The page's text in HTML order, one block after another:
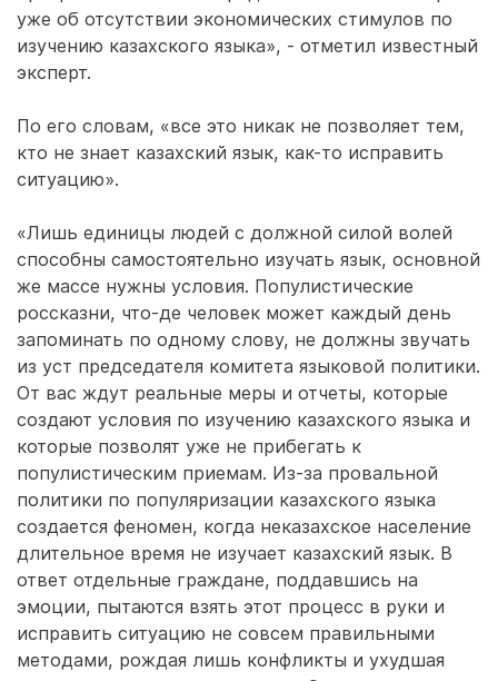
уже об отсутствии экономических стимулов по
изучению казахского языка», - отметил известный
эксперт.
По его словам, «все это никак не позволяет тем,
кто не знает казахский язык, как-то исправить
ситуацию».
«Лишь единицы людей с должной силой волей
способны самостоятельно изучать язык, основной
же массе нужны условия. Популистические
россказни, что-де человек может каждый день
запоминать по одному слову, не должны звучать
из уст председателя комитета языковой политики.
От вас ждут реальные меры и отчеты, которые
создают условия по изучению казахского языка и
которые позволят уже не прибегать к
популистическим приемам. Из-за провальной
политики по популяризации казахского языка
создается феномен, когда неказахское население
длительное время не изучает казахский язык. В
ответ отдельные граждане, поддавшись на
эмоции, пытаются взять этот процесс в руки и
исправить ситуацию не совсем правильными
методами, рождая лишь конфликты и ухудшая